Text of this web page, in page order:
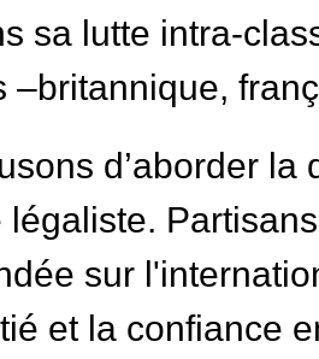
sa lutte intra-
–britannique,
d’aborder
légaliste.
sur
et la confiance